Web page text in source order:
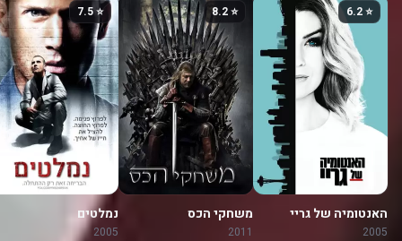
⭐ 6.2
האנטומיה של גריי
2005
⭐ 8.2
משחקי הכס
2011
⭐ 7.5
נמלטים
2005